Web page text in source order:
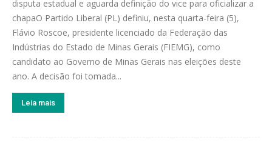
disputa estadual e aguarda definição do vice para oficializar a
chapaO Partido Liberal (PL) definiu, nesta quarta-feira (5),
Flávio Roscoe, presidente licenciado da Federação das
Indústrias do Estado de Minas Gerais (FIEMG), como
candidato ao Governo de Minas Gerais nas eleições deste
ano. A decisão foi tomada...
Leia mais